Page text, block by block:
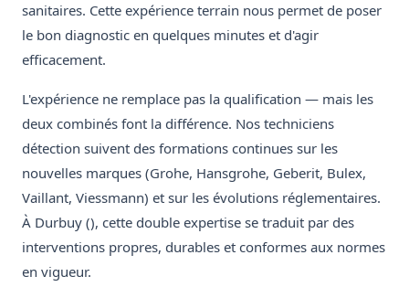
sanitaires. Cette expérience terrain nous permet de poser
le bon diagnostic en quelques minutes et d'agir
efficacement.
L'expérience ne remplace pas la qualification — mais les
deux combinés font la différence. Nos techniciens
détection suivent des formations continues sur les
nouvelles marques (Grohe, Hansgrohe, Geberit, Bulex,
Vaillant, Viessmann) et sur les évolutions réglementaires.
À Durbuy (), cette double expertise se traduit par des
interventions propres, durables et conformes aux normes
en vigueur.